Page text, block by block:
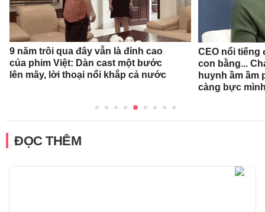
9 năm trôi qua đây vẫn là đỉnh cao
của phim Việt: Dàn cast một bước
lên mây, lời thoại nổi khắp cả nước
CEO nổi tiếng
con bằng...
huynh ầm ầm
càng bực
ĐỌC THÊM